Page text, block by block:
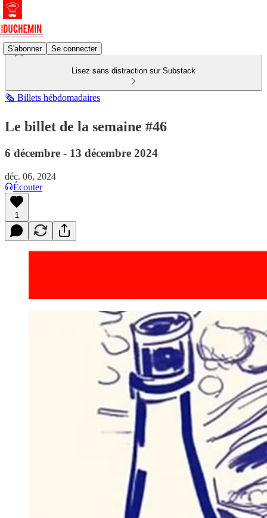
S'abonner Se connecter
Lisez sans distraction sur Substack
🗞️ Billets hébdomadaires
Le billet de la semaine #46
6 décembre - 13 décembre 2024
déc. 06, 2024
Écouter
1